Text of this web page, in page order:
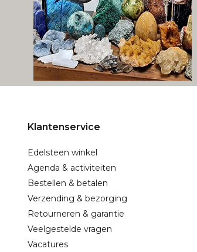
Klantenservice
Edelsteen winkel
Agenda & activiteiten
Bestellen & betalen
Verzending & bezorging
Retourneren & garantie
Veelgestelde vragen
Vacatures